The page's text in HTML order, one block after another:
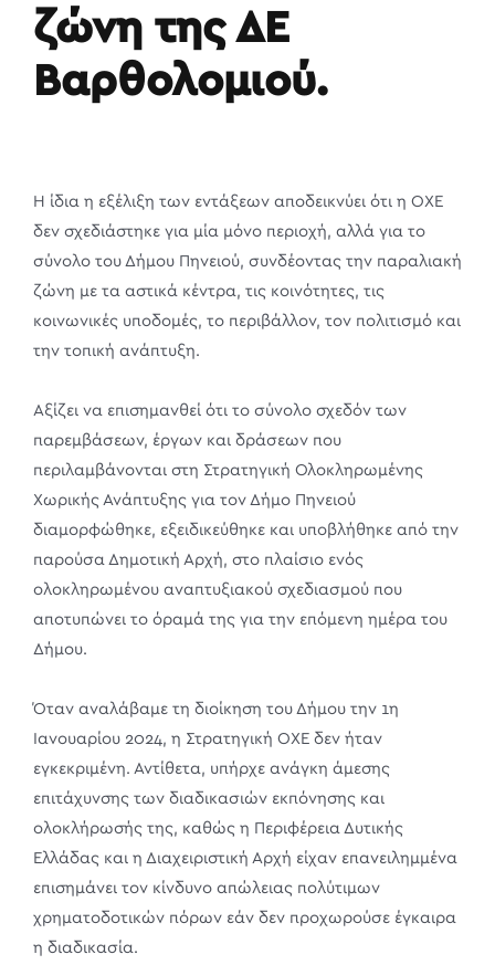
ζώνη της ΔΕ
Βαρθολομιού.
Η ίδια η εξέλιξη των εντάξεων αποδεικνύει ότι η ΟΧΕ
δεν σχεδιάστηκε για μία μόνο περιοχή, αλλά για το
σύνολο του Δήμου Πηνειού, συνδέοντας την παραλιακή
ζώνη με τα αστικά κέντρα, τις κοινότητες, τις
κοινωνικές υποδομές, το περιβάλλον, τον πολιτισμό και
την τοπική ανάπτυξη.
Αξίζει να επισημανθεί ότι το σύνολο σχεδόν των
παρεμβάσεων, έργων και δράσεων που
περιλαμβάνονται στη Στρατηγική Ολοκληρωμένης
Χωρικής Ανάπτυξης για τον Δήμο Πηνειού
διαμορφώθηκε, εξειδικεύθηκε και υποβλήθηκε από την
παρούσα Δημοτική Αρχή, στο πλαίσιο ενός
ολοκληρωμένου αναπτυξιακού σχεδιασμού που
αποτυπώνει το όραμά της για την επόμενη ημέρα του
Δήμου.
Όταν αναλάβαμε τη διοίκηση του Δήμου την 1η
Ιανουαρίου 2024, η Στρατηγική ΟΧΕ δεν ήταν
εγκεκριμένη. Αντίθετα, υπήρχε ανάγκη άμεσης
επιτάχυνσης των διαδικασιών εκπόνησης και
ολοκλήρωσής της, καθώς η Περιφέρεια Δυτικής
Ελλάδας και η Διαχειριστική Αρχή είχαν επανειλημμένα
επισημάνει τον κίνδυνο απώλειας πολύτιμων
χρηματοδοτικών πόρων εάν δεν προχωρούσε έγκαιρα
η διαδικασία.